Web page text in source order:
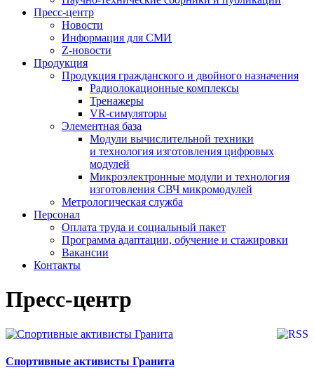
Пресс-центр
Новости
Информация для СМИ
Z-новости
Продукция
Продукция гражданского и двойного назначения
Радиолокационные комплексы
Тренажеры
VR-симуляторы
Элементная база
Модули вычислительной техники
и технология изготовления цифровых
модулей
Микроэлектронные модули и технология
изготовления СВЧ микромодулей
Метрологическая служба
Персонал
Оплата труда и социальный пакет
Программа адаптации, обучение и стажировки
Вакансии
Контакты
Пресс-центр
Спортивные активисты Гранита